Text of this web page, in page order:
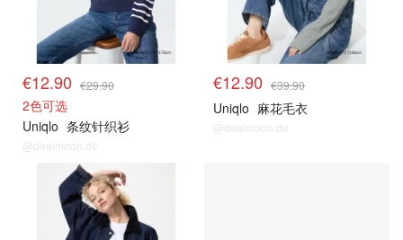
€12.90 €29.90
2色可选
Uniqlo 条纹针织衫
@dealmoon.de
€12.90 €39.90
Uniqlo 麻花毛衣
@dealmoon.de
其他精选